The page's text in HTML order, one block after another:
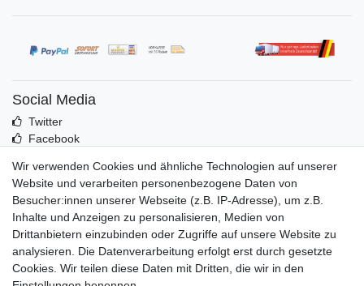
Social Media
Twitter
Facebook
Mehr über uns
Kontakt
Impressum
Zusatzinfos
AGB
Wir verwenden Cookies und ähnliche Technologien auf unserer
Website und verarbeiten personenbezogene Daten von
Besucher:innen unserer Webseite (z.B. IP-Adresse), um z.B.
Inhalte und Anzeigen zu personalisieren, Medien von
Drittanbietern einzubinden oder Zugriffe auf unsere Website zu
analysieren. Die Datenverarbeitung erfolgt erst durch gesetzte
Cookies. Wir teilen diese Daten mit Dritten, die wir in den